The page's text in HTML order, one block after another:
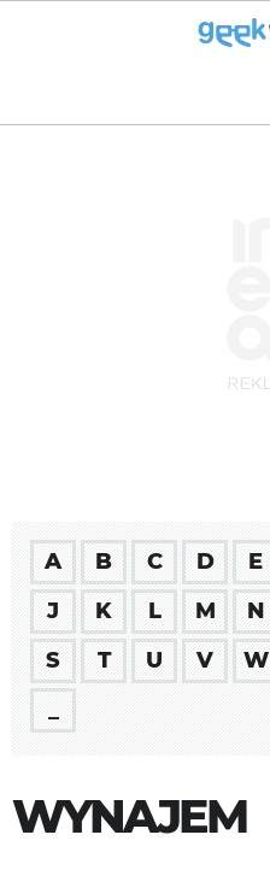
A B C D E
J
K L M N
S
T U V W
WYNAJEM